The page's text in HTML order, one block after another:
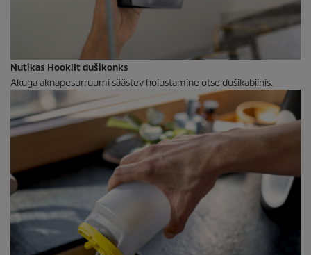
Nutikas Hook!It dušikonks
Akuga aknapesurruumi säästev hoiustamine otse dušikabiinis.